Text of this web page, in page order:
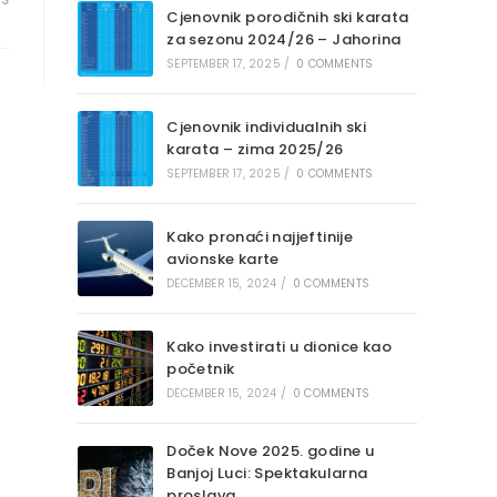
Cjenovnik porodičnih ski karata
za sezonu 2024/26 – Jahorina
SEPTEMBER 17, 2025 / 0 COMMENTS
Cjenovnik individualnih ski
karata – zima 2025/26
SEPTEMBER 17, 2025 / 0 COMMENTS
Kako pronaći najjeftinije
avionske karte
DECEMBER 15, 2024 / 0 COMMENTS
Kako investirati u dionice kao
početnik
DECEMBER 15, 2024 / 0 COMMENTS
Doček Nove 2025. godine u
Banjoj Luci: Spektakularna